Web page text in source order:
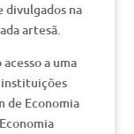
divulgados na
artesã.
a uma
instituições
de Economia